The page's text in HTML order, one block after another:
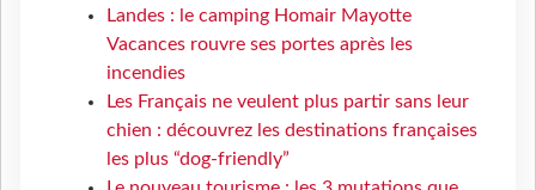
Landes : le camping Homair Mayotte
Vacances rouvre ses portes après les
incendies
Les Français ne veulent plus partir sans leur
chien : découvrez les destinations françaises
les plus “dog-friendly”